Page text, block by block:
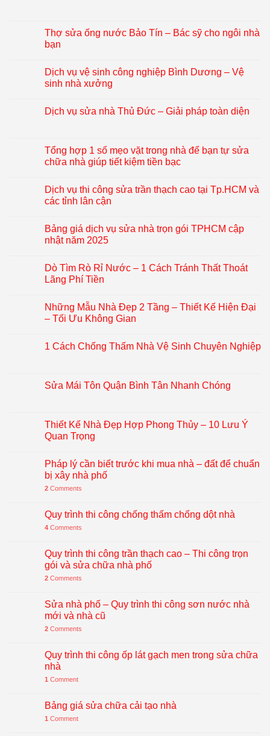
Thợ sửa ống nước Bảo Tín – Bác sỹ cho ngôi nhà
bạn
Dịch vụ vệ sinh công nghiệp Bình Dương – Vệ
sinh nhà xưởng
Dịch vụ sửa nhà Thủ Đức – Giải pháp toàn diện
Tổng hợp 1 số mẹo vặt trong nhà để bạn tự sửa
chữa nhà giúp tiết kiệm tiền bạc
Dịch vụ thi công sửa trần thạch cao tại Tp.HCM và
các tỉnh lân cận
Bảng giá dịch vụ sửa nhà trọn gói TPHCM cập
nhật năm 2025
Dò Tìm Rò Rỉ Nước – 1 Cách Tránh Thất Thoát
Lãng Phí Tiền
Những Mẫu Nhà Đẹp 2 Tầng – Thiết Kế Hiện Đại
– Tối Ưu Không Gian
1 Cách Chống Thấm Nhà Vệ Sinh Chuyên Nghiệp
Sửa Mái Tôn Quận Bình Tân Nhanh Chóng
Thiết Kế Nhà Đẹp Hợp Phong Thủy – 10 Lưu Ý
Quan Trọng
Pháp lý cần biết trước khi mua nhà – đất để chuẩn
bị xây nhà phố
2 Comments
Quy trình thi công chống thấm chống dột nhà
4 Comments
Quy trình thi công trần thạch cao – Thi công trọn
gói và sửa chữa nhà phố
2 Comments
Sửa nhà phố – Quy trình thi công sơn nước nhà
mới và nhà cũ
2 Comments
Quy trình thi công ốp lát gạch men trong sửa chữa
nhà
1 Comment
Bảng giá sửa chữa cải tạo nhà
1 Comment